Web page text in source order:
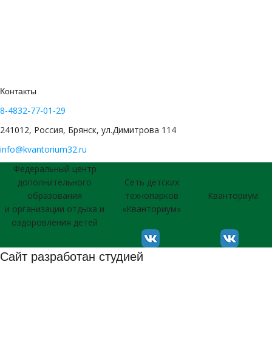
Контакты
8-4832-77-01-29
241012, Россия, Брянск, ул.Димитрова 114
info@kvantorium32.ru
Федеральный центр
дополнительного
образования
и организации отдыха и
оздоровления детей
Сеть детских
технопарков
«Кванториум»
Кванториум
Сайт разработан студией